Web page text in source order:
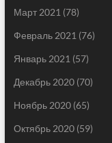
Март 2021 (78)
Февраль 2021 (76)
Январь 2021 (57)
Декабрь 2020(70)
Ноябрь 2020(65)
Октябрь 2020(59)